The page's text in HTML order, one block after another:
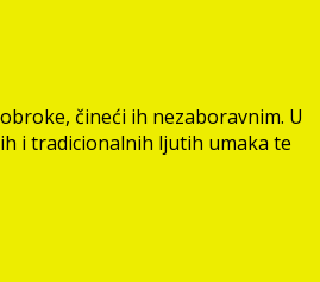
čineći ih nezaboravnim. U
i tradicionalnih ljutih umaka te